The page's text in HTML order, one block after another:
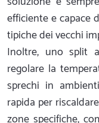
efficiente e capace
tipiche dei vecchi
Inoltre, uno split
regolare la
sprechi in
rapida per
zone specifiche,